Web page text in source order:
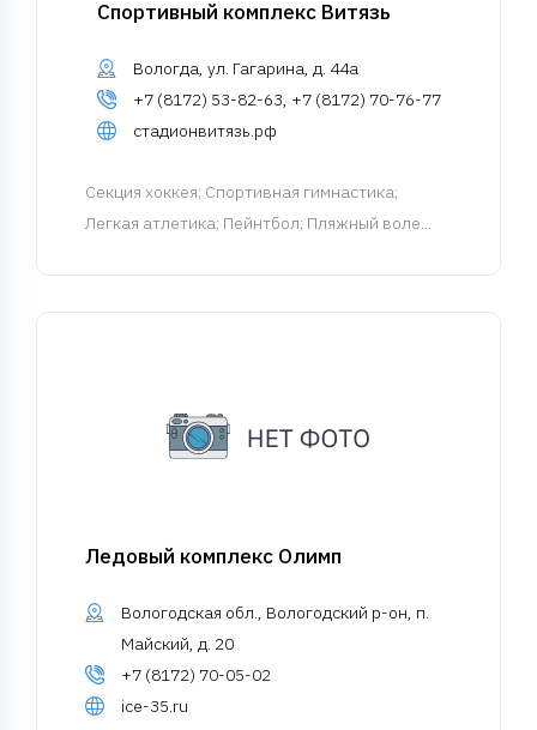
Спортивный комплекс Витязь
Вологда, ул. Гагарина, д. 44а
+7 (8172) 53-82-63, +7 (8172) 70-76-77
стадионвитязь.рф
Cекция хоккея; Спортивная гимнастика;
Легкая атлетика; Пейнтбол; Пляжный воле...
Ледовый комплекс Олимп
Вологодская обл., Вологодский р-он, п.
Майский, д. 20
+7 (8172) 70-05-02
ice-35.ru